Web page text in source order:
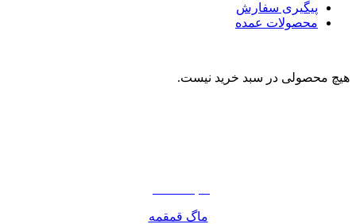
پیگیری سفارش
محصولات عمده
هیچ محصولی در سبد خرید نیست.
ماگ قمقمه